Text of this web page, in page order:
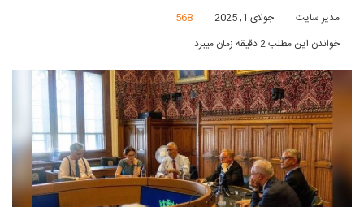
مدیر سایت جولای 1, 2025
568
خواندن این مطلب 2 دقیقه زمان میبرد